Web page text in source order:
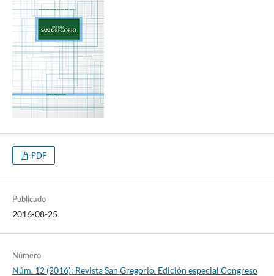
PDF
Publicado
2016-08-25
Número
Núm. 12 (2016): Revista San Gregorio. Edición especial Congreso